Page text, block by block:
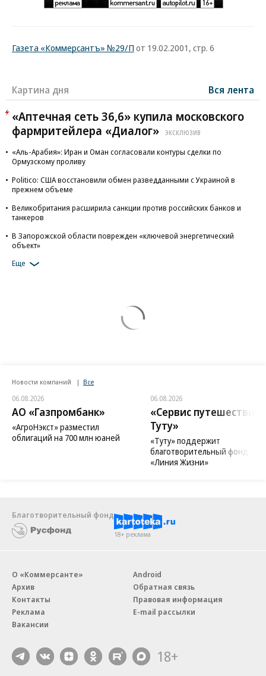
Газета «Коммерсантъ» №29/П от 19.02.2001, стр. 6
Картина дня Вся лента
«Аптечная сеть 36,6» купила московского
фармритейлера «Диалог»
ЭКСКЛЮЗИВ
«Аль-Арабия»: Иран и Оман согласовали контуры сделки по
Ормузскому проливу
Politico: США восстановили обмен разведданными с Украиной в
прежнем объеме
Великобритания расширила санкции против российских банков и
танкеров
В Запорожской области поврежден «ключевой энергетический
объект»
Еще
Новости компаний Все
06.08.2026
АО «Газпромбанк»
«АгроНэкст» разместил
облигаций на 700 млн юаней
06.08.2026
«Сервис путешествий
Туту»
«Туту» поддержит
благотворительный фонд
«Линия Жизни»
Благотворительный фонд
18+ реклама
О «Коммерсанте»
Архив
Контакты
Реклама
Вакансии
Android
Обратная связь
Правовая информация
E-mail рассылки
18+